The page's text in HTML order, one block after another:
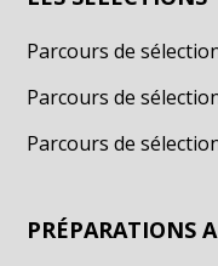
Parcours de
Parcours de
Parcours de
PRÉPARATIONS